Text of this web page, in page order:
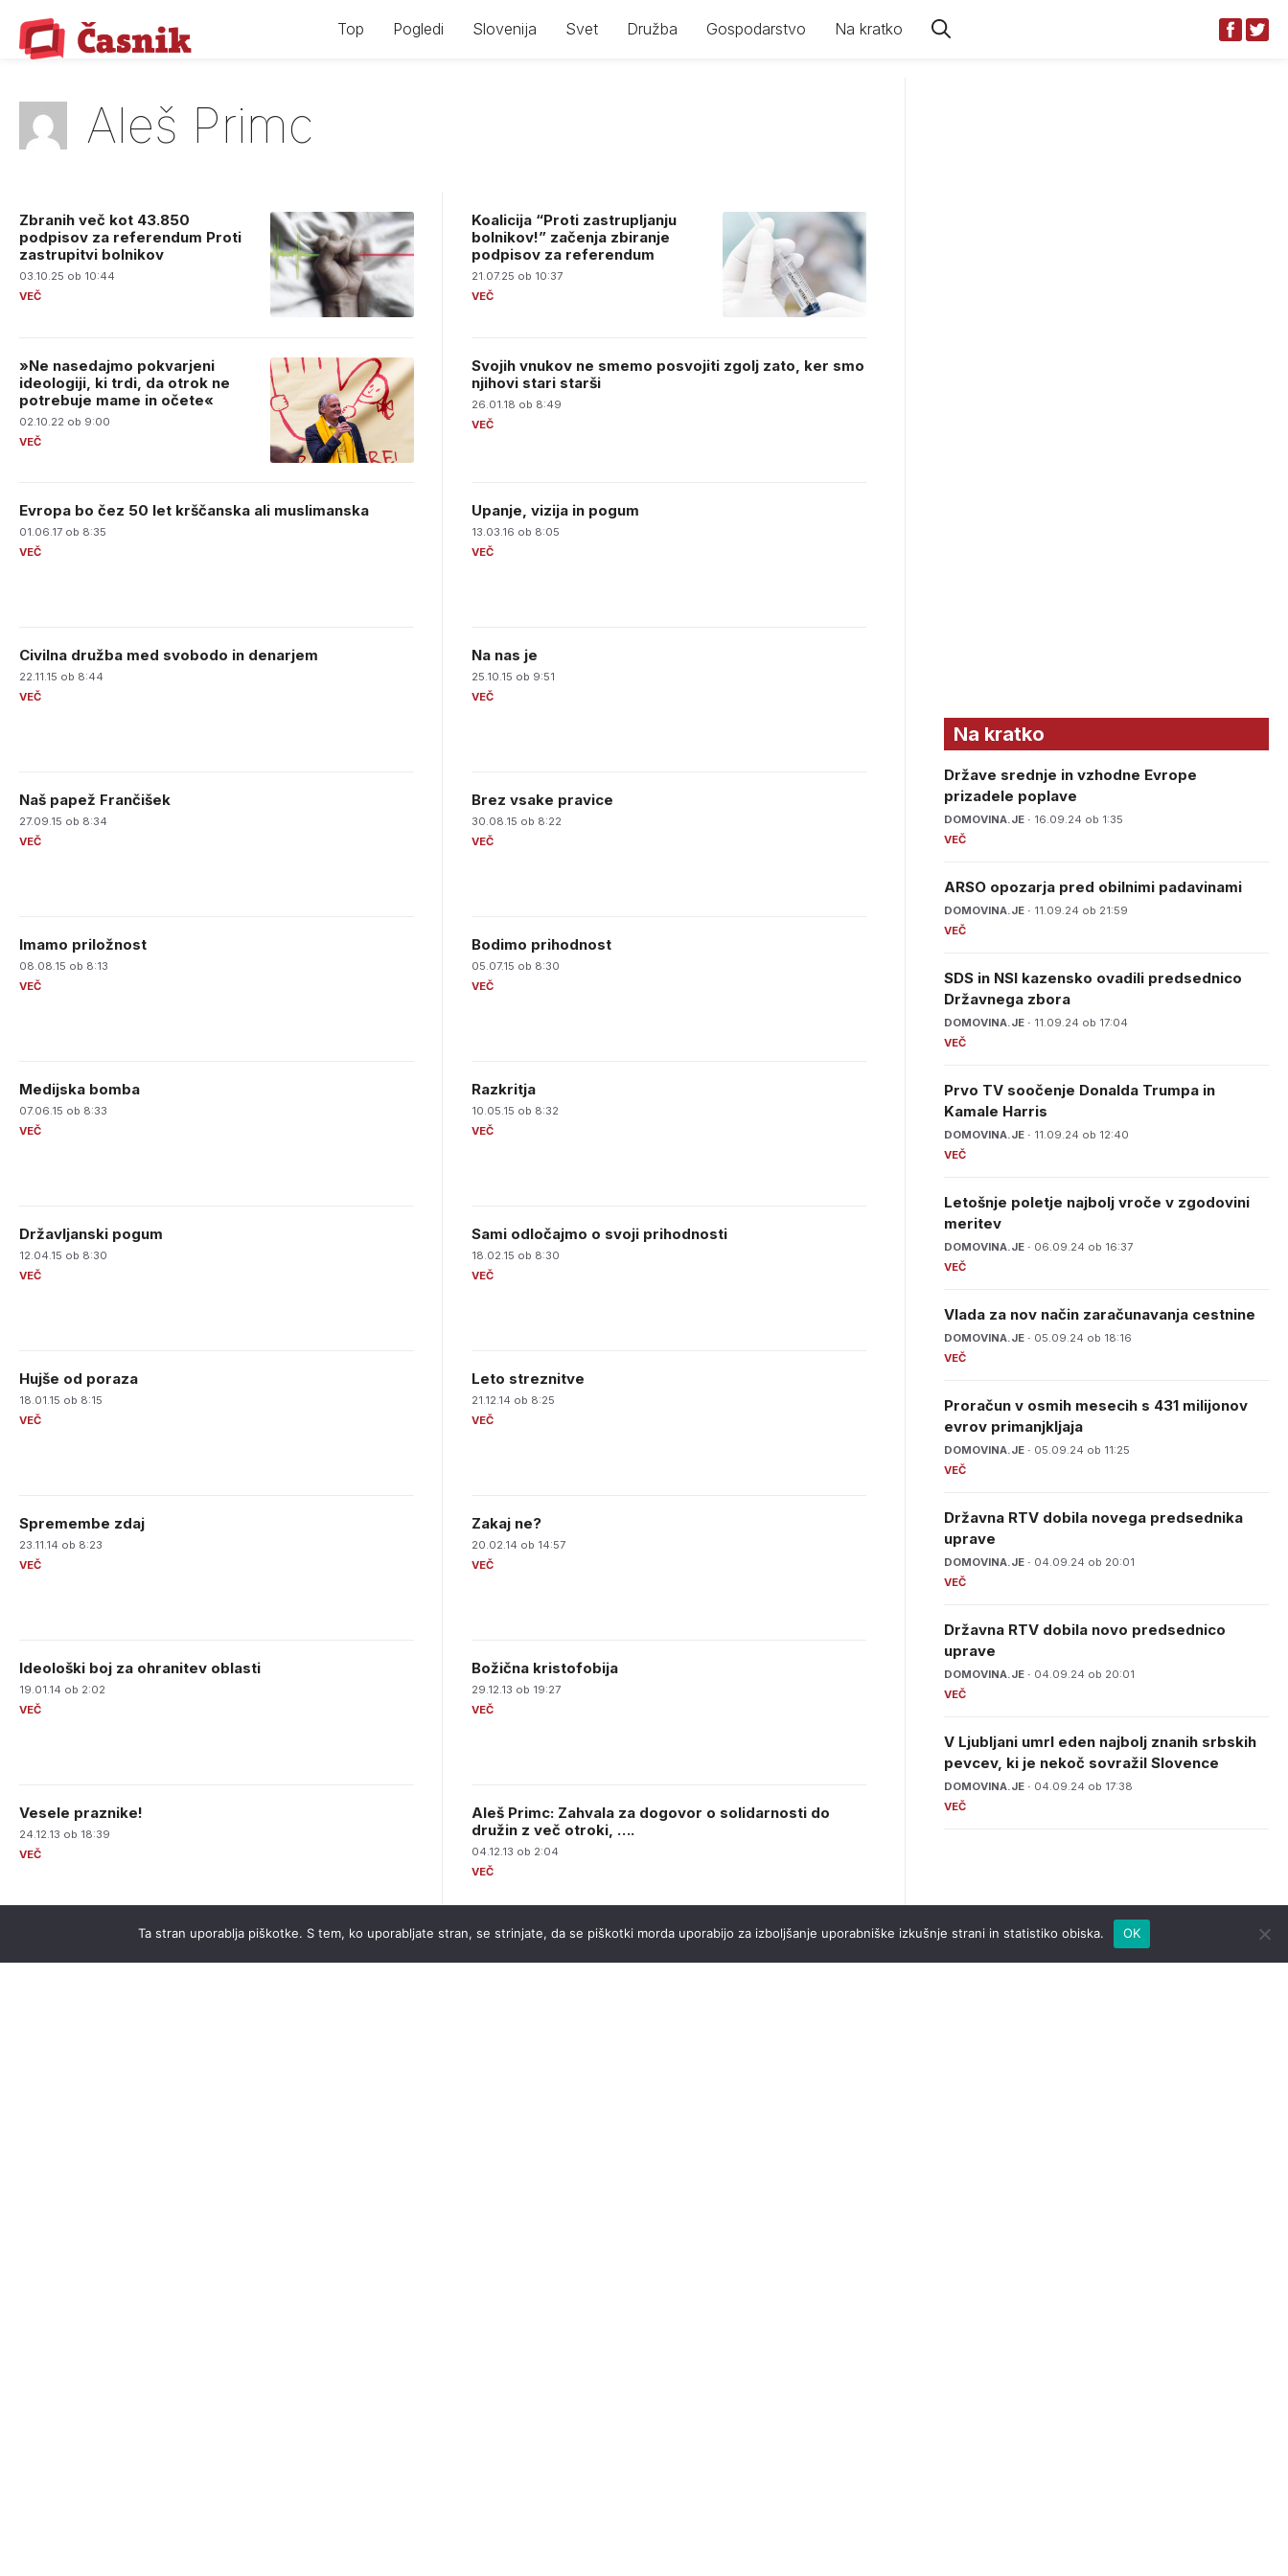
content
Top Pogledi Slovenija Svet Družba Gospodarstvo Na kratko
Aleš Primc
Zbranih več kot 43.850
podpisov za referendum Proti
zastrupitvi bolnikov
03.10.25 ob 10:44
Koalicija “Proti zastrupljanju
bolnikov!” začenja zbiranje
podpisov za referendum
21.07.25 ob 10:37
»Ne nasedajmo pokvarjeni
ideologiji, ki trdi, da otrok ne
potrebuje mame in očete«
02.10.22 ob 9:00
Svojih vnukov ne smemo posvojiti zgolj zato, ker smo
njihovi stari starši
26.01.18 ob 8:49
Evropa bo čez 50 let krščanska ali muslimanska
01.06.17 ob 8:35
Upanje, vizija in pogum
13.03.16 ob 8:05
Civilna družba med svobodo in denarjem
22.11.15 ob 8:44
Na nas je
25.10.15 ob 9:51
Naš papež Frančišek
27.09.15 ob 8:34
Brez vsake pravice
30.08.15 ob 8:22
Imamo priložnost
08.08.15 ob 8:13
Bodimo prihodnost
05.07.15 ob 8:30
Medijska bomba
07.06.15 ob 8:33
Razkritja
10.05.15 ob 8:32
Državljanski pogum
12.04.15 ob 8:30
Sami odločajmo o svoji prihodnosti
18.02.15 ob 8:30
Hujše od poraza
18.01.15 ob 8:15
Leto streznitve
21.12.14 ob 8:25
Spremembe zdaj
23.11.14 ob 8:23
Zakaj ne?
20.02.14 ob 14:57
Ideološki boj za ohranitev oblasti
19.01.14 ob 2:02
Božična kristofobija
29.12.13 ob 19:27
Vesele praznike!
24.12.13 ob 18:39
Aleš Primc: Zahvala za dogovor o solidarnosti do
družin z več otroki, ….
04.12.13 ob 2:04
Na kratko
Države srednje in vzhodne Evrope
prizadele poplave
DOMOVINA.JE · 16.09.24 ob 1:35
ARSO opozarja pred obilnimi padavinami
DOMOVINA.JE · 11.09.24 ob 21:59
SDS in NSI kazensko ovadili predsednico
Državnega zbora
DOMOVINA.JE · 11.09.24 ob 17:04
Prvo TV soočenje Donalda Trumpa in
Kamale Harris
DOMOVINA.JE · 11.09.24 ob 12:40
Letošnje poletje najbolj vroče v zgodovini
meritev
DOMOVINA.JE · 06.09.24 ob 16:37
Vlada za nov način zaračunavanja cestnine
DOMOVINA.JE · 05.09.24 ob 18:16
Proračun v osmih mesecih s 431 milijonov
evrov primanjkljaja
DOMOVINA.JE · 05.09.24 ob 11:25
Državna RTV dobila novega predsednika
uprave
DOMOVINA.JE · 04.09.24 ob 20:01
Državna RTV dobila novo predsednico
uprave
DOMOVINA.JE · 04.09.24 ob 20:01
V Ljubljani umrl eden najbolj znanih srbskih
pevcev, ki je nekoč sovražil Slovence
DOMOVINA.JE · 04.09.24 ob 17:38
Ta stran uporablja piškotke. S tem, ko uporabljate stran, se strinjate, da se piškotki morda uporabijo za izboljšanje uporabniške izkušnje strani in statistiko obiska. OK